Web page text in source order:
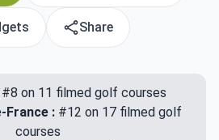
Share
on 11 filmed golf courses
France : #12 on 17 filmed golf
courses